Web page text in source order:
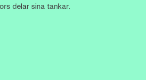
delar sina tankar.